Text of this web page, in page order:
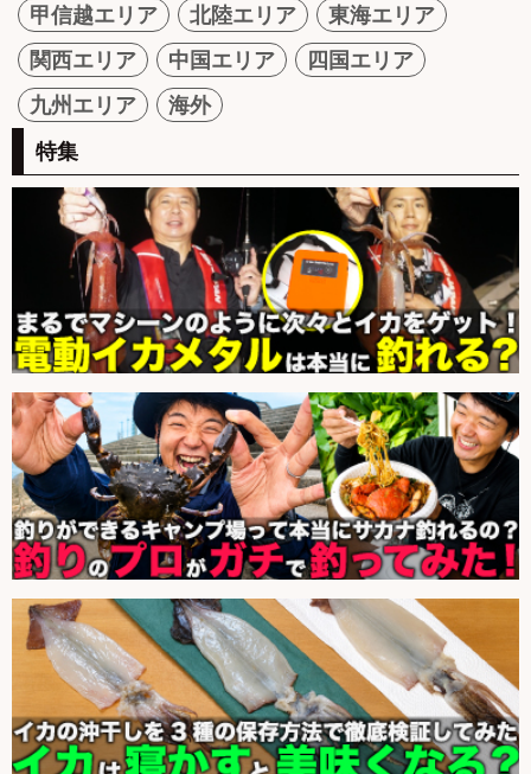
甲信越エリア
北陸エリア
東海エリア
関西エリア
中国エリア
四国エリア
九州エリア
海外
特集